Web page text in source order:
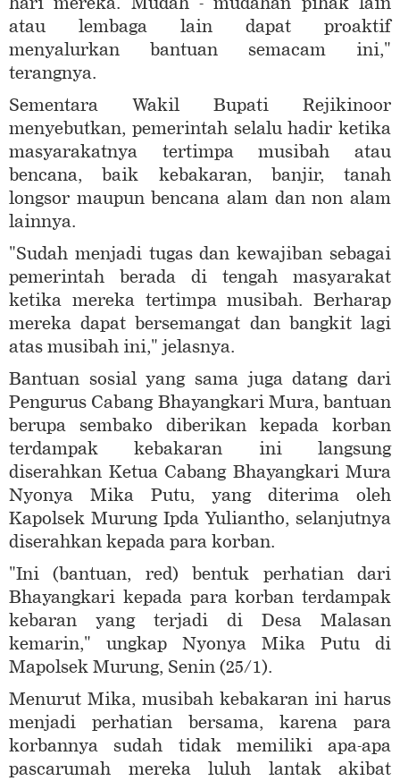
atau lembaga lain dapat proaktif
menyalurkan bantuan semacam ini,"
terangnya.
Sementara Wakil Bupati Rejikinoor
menyebutkan, pemerintah selalu hadir ketika
masyarakatnya tertimpa musibah atau
bencana, baik kebakaran, banjir, tanah
longsor maupun bencana alam dan non alam
lainnya.
"Sudah menjadi tugas dan kewajiban sebagai
pemerintah berada di tengah masyarakat
ketika mereka tertimpa musibah. Berharap
mereka dapat bersemangat dan bangkit lagi
atas musibah ini," jelasnya.
Bantuan sosial yang sama juga datang dari
Pengurus Cabang Bhayangkari Mura, bantuan
berupa sembako diberikan kepada korban
terdampak kebakaran ini langsung
diserahkan Ketua Cabang Bhayangkari Mura
Nyonya Mika Putu, yang diterima oleh
Kapolsek Murung Ipda Yuliantho, selanjutnya
diserahkan kepada para korban.
"Ini (bantuan, red) bentuk perhatian dari
Bhayangkari kepada para korban terdampak
kebaran yang terjadi di Desa Malasan
kemarin," ungkap Nyonya Mika Putu di
Mapolsek Murung, Senin (25/1).
Menurut Mika, musibah kebakaran ini harus
menjadi perhatian bersama, karena para
korbannya sudah tidak memiliki apa-apa
pascarumah mereka luluh lantak akibat